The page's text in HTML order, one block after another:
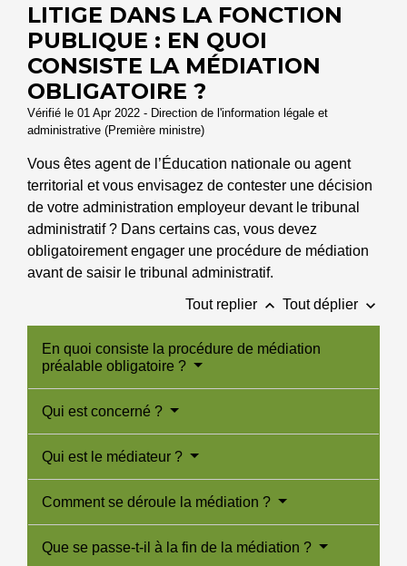
LITIGE DANS LA FONCTION
PUBLIQUE : EN QUOI
CONSISTE LA MÉDIATION
OBLIGATOIRE ?
Vérifié le 01 Apr 2022 - Direction de l'information légale et
administrative (Première ministre)
Vous êtes agent de l’Éducation nationale ou agent
territorial et vous envisagez de contester une décision
de votre administration employeur devant le tribunal
administratif ? Dans certains cas, vous devez
obligatoirement engager une procédure de médiation
avant de saisir le tribunal administratif.
Tout replier keyboard_arrow_up Tout déplier keyboard_arrow_down
En quoi consiste la procédure de médiation
préalable obligatoire ?
Qui est concerné ?
Qui est le médiateur ?
Comment se déroule la médiation ?
Que se passe-t-il à la fin de la médiation ?